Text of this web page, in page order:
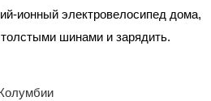
ионный электровелосипед дома,
шинами и зарядить.